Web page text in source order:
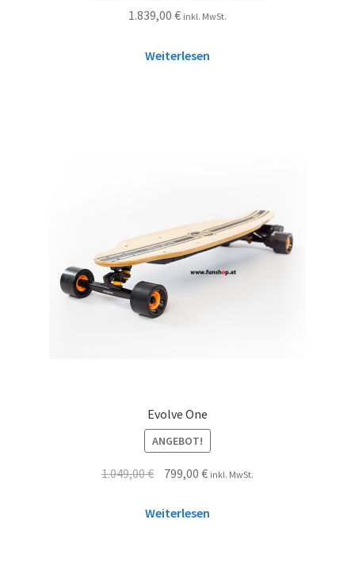
1.839,00 € inkl. MwSt.
Weiterlesen
Evolve One
ANGEBOT!
1.049,00€ 799,00 € inkl. MwSt.
Weiterlesen